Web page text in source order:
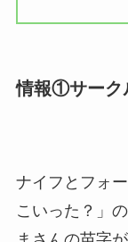
情報①サーク
ナイフとフォ
こいった？」